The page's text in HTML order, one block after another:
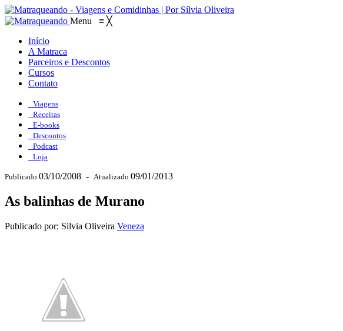
Menu ≡ ╳
Início
A Matraca
Parceiros e Descontos
Cursos
Contato
Viagens
Receitas
E-books
Descontos
Podcast
Loja
Publicado 03/10/2008 - Atualizado 09/01/2013
As balinhas de Murano
Publicado por: Silvia Oliveira Veneza